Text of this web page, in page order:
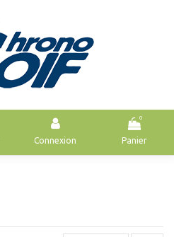
Connexion
0
Panier